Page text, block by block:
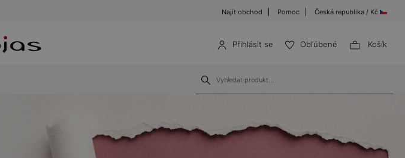
Najít obchod Pomoc Česká republika / Kč
Přihlásit se Obľúbené Košík